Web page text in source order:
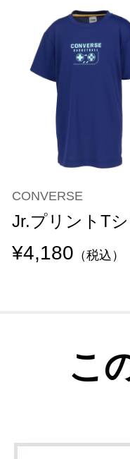
CONVERSE
Jr.プリントT
¥4,180 （税込）
こ